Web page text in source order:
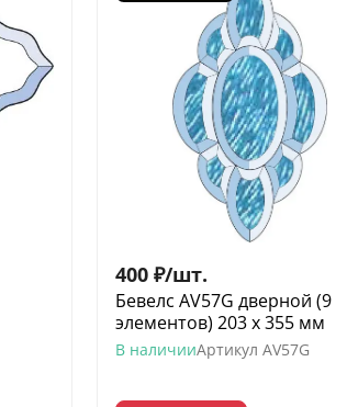
400 ₽/шт.
Бевелс AV57G дверной (9
элементов) 203 х 355 мм
В наличииАртикул AV57G